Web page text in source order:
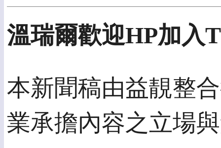
溫瑞爾歡迎HP加入
本新聞稿由益靚整
業承擔內容之立場